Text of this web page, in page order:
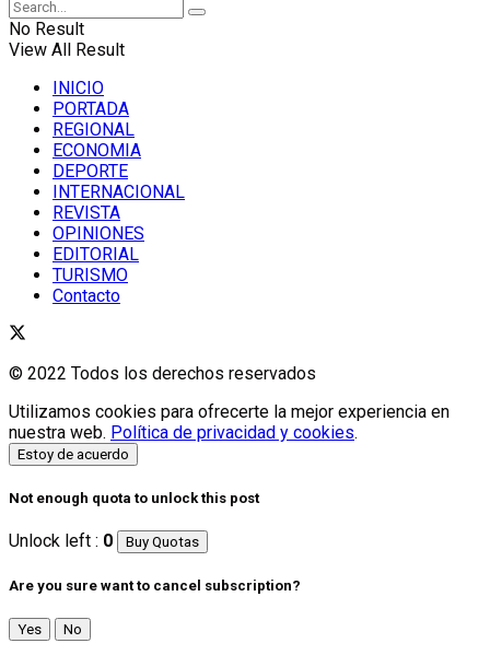
No Result
View All Result
INICIO
PORTADA
REGIONAL
ECONOMIA
DEPORTE
INTERNACIONAL
REVISTA
OPINIONES
EDITORIAL
TURISMO
Contacto
© 2022 Todos los derechos reservados
Utilizamos cookies para ofrecerte la mejor experiencia en
nuestra web. Política de privacidad y cookies.
Estoy de acuerdo
Not enough quota to unlock this post
Unlock left : 0 Buy Quotas
Are you sure want to cancel subscription?
Yes No